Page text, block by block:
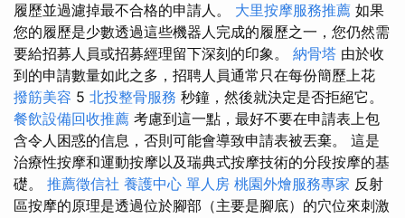
履歷並過濾掉最不合格的申請人。 大里按摩服務推薦 如果
您的履歷是少數透過這些機器人完成的履歷之一，您仍然需
要給招募人員或招募經理留下深刻的印象。 納骨塔 由於收
到的申請數量如此之多，招聘人員通常只在每份簡歷上花
撥筋美容 5 北投整骨服務 秒鐘，然後就決定是否拒絕它。
餐飲設備回收推薦 考慮到這一點，最好不要在申請表上包
含令人困惑的信息，否則可能會導致申請表被丟棄。 這是
治療性按摩和運動按摩以及瑞典式按摩技術的分段按摩的基
礎。 推薦徵信社 養護中心 單人房 桃園外燴服務專家 反射
區按摩的原理是透過位於腳部（主要是腳底）的穴位來刺激